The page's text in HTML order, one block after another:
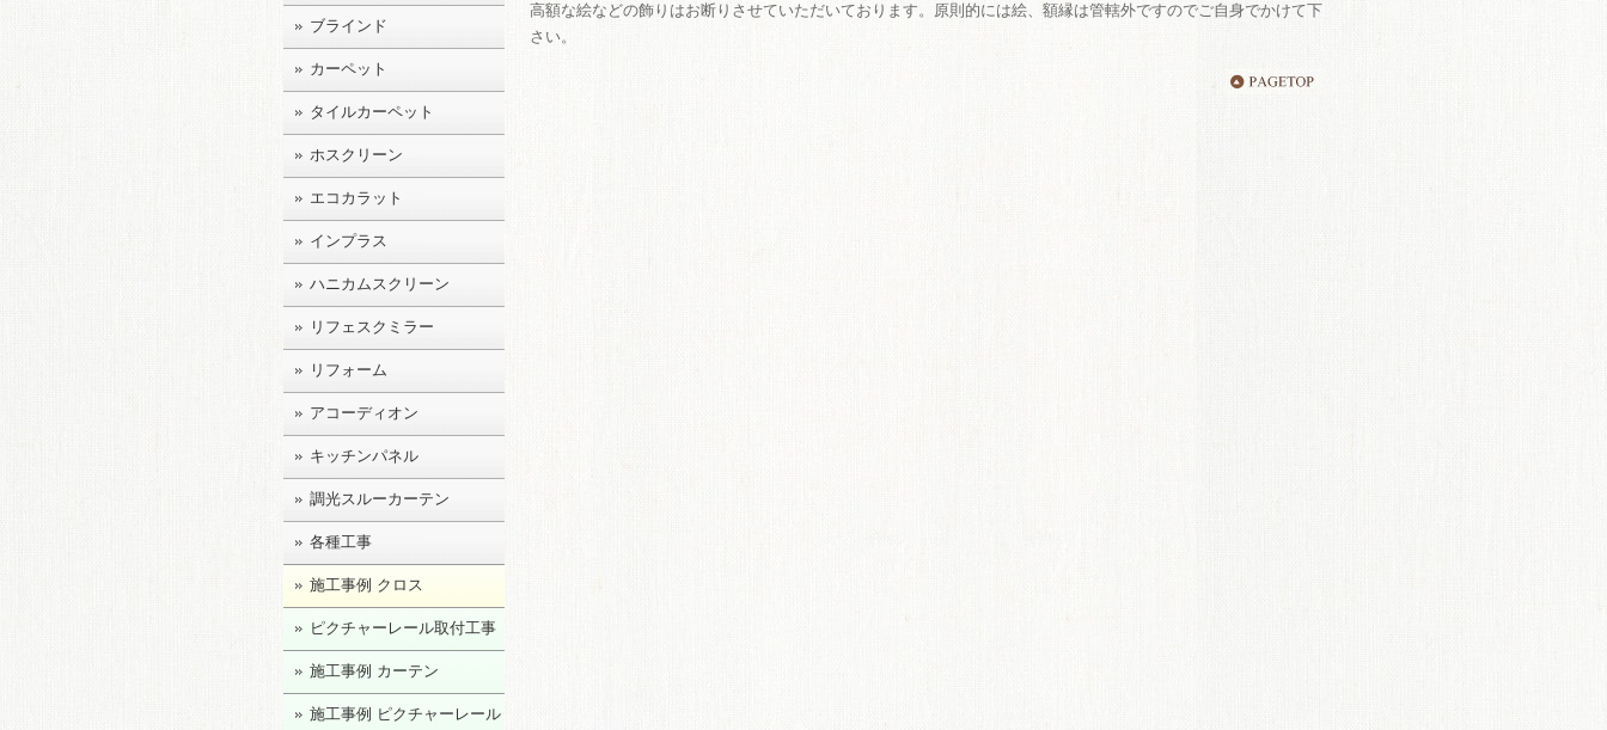
ブラインド
カーペット
タイルカーペット
ホスクリーン
エコカラット
インプラス
ハニカムスクリーン
リフェスクミラー
リフォーム
アコーディオン
キッチンパネル
調光スルーカーテン
各種工事
施工事例 クロス
ピクチャーレール取付工事
施工事例 カーテン
施工事例 ピクチャーレール
高額な絵などの飾りはお断りさせていただいております。原則的には絵、額縁は管轄外ですのでご自身でかけて下
さい。